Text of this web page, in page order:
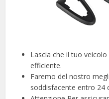
Lascia che il tuo
efficiente.
Faremo del nostro
soddisfacente entro 24